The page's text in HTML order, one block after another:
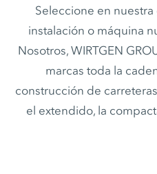
Seleccione en
instalación o máquina
Nosotros, WIRTGEN
marcas toda la
construcción de
el extendido, la